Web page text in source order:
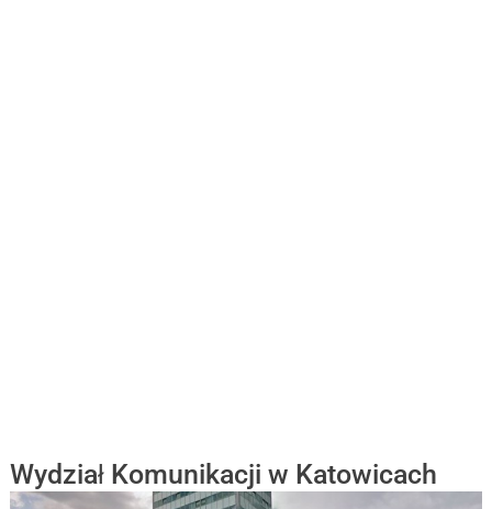
Wydział Komunikacji w Katowicach